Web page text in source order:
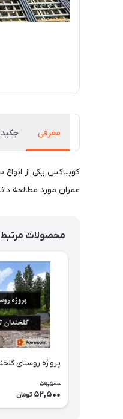
معرفی
کوبیاکس یکی از
عمران مورد مطالعه
محصولات مرتبط
پروژه روستای
59,500
52,500 تومان